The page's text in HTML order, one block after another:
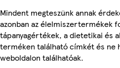
Mindent megteszünk annak
azonban az élelmiszertermékek
tápanyagértékek, a dietetikai és
terméken található címkét és ne
weboldalon találhatóak.